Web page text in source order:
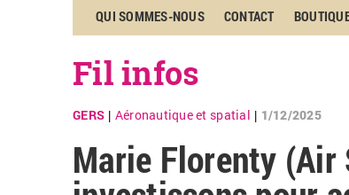
QUI SOMMES-NOUS CONTACT
Fil infos
GERS Aéronautique et spatial 1/12/2025
Marie Florenty (Air